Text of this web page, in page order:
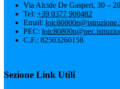
Via Alcide De Gasperi, 30 –
Tel: +39 0377 900482
Email:
PEC:
C.F.: 82503260158
Sezione Link Utili